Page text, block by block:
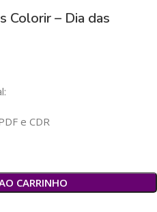
Colorir – Dia das
e CDR
CARRINHO